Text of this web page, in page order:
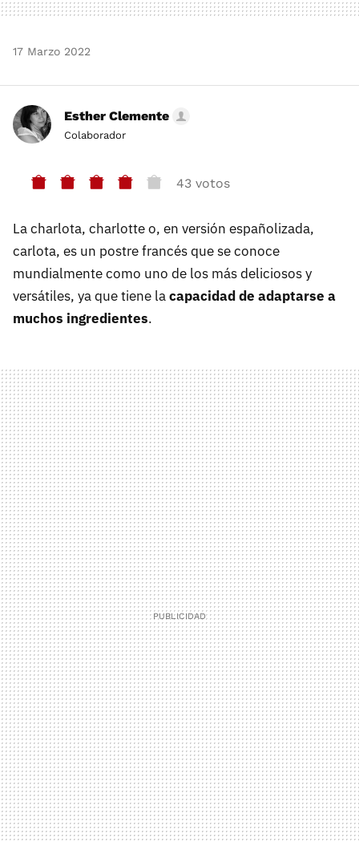
17 Marzo 2022
Esther Clemente
Colaborador
43 votos
La charlota, charlotte o, en versión españolizada,
carlota, es un postre francés que se conoce
mundialmente como uno de los más deliciosos y
versátiles, ya que tiene lacapacidad de adaptarse a
muchos ingredientes.